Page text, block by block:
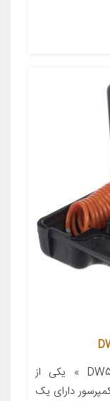
معرفی محصول « کمپرسور فندکی DW55 » یکی از
دارای یک